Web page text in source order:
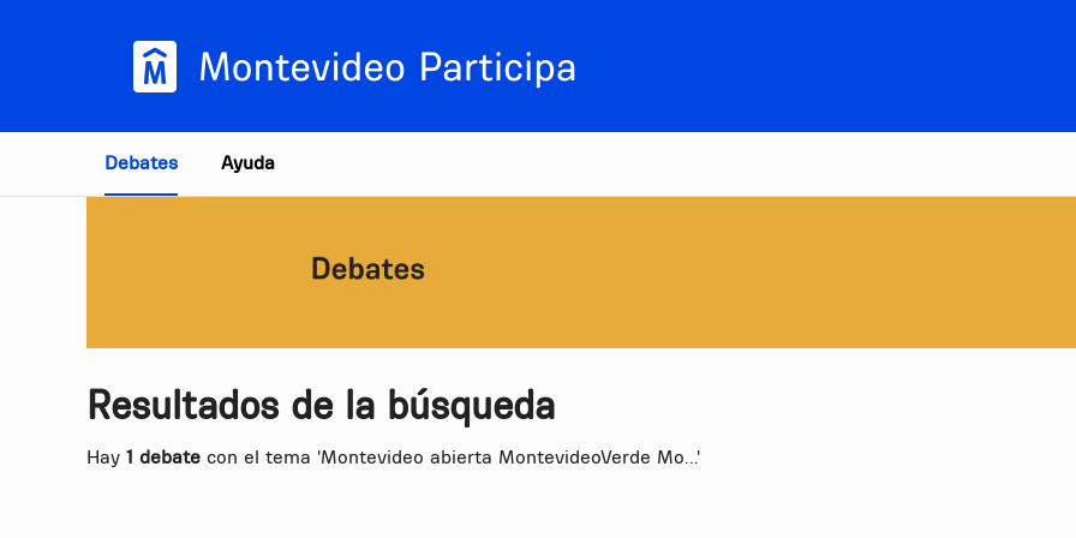
Debates Ayuda
Resultados de la búsqueda
Hay 1 debate con el tema 'Montevideo abierta MontevideoVerde Mo...'